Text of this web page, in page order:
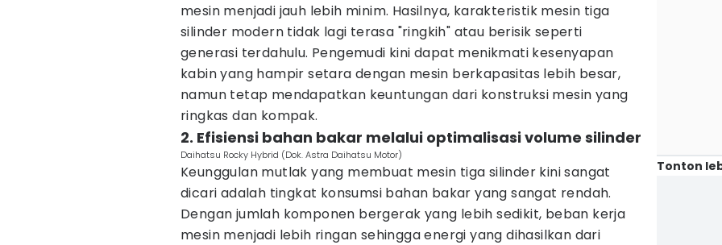
mesin menjadi jauh lebih minim. Hasilnya, karakteristik mesin tiga
silinder modern tidak lagi terasa "ringkih" atau berisik seperti
generasi terdahulu. Pengemudi kini dapat menikmati kesenyapan
kabin yang hampir setara dengan mesin berkapasitas lebih besar,
namun tetap mendapatkan keuntungan dari konstruksi mesin yang
ringkas dan kompak.
2. Efisiensi bahan bakar melalui optimalisasi volume silinder
Daihatsu Rocky Hybrid (Dok. Astra Daihatsu Motor)
Keunggulan mutlak yang membuat mesin tiga silinder kini sangat
dicari adalah tingkat konsumsi bahan bakar yang sangat rendah.
Dengan jumlah komponen bergerak yang lebih sedikit, beban kerja
mesin menjadi lebih ringan sehingga energi yang dihasilkan dari
Tonton